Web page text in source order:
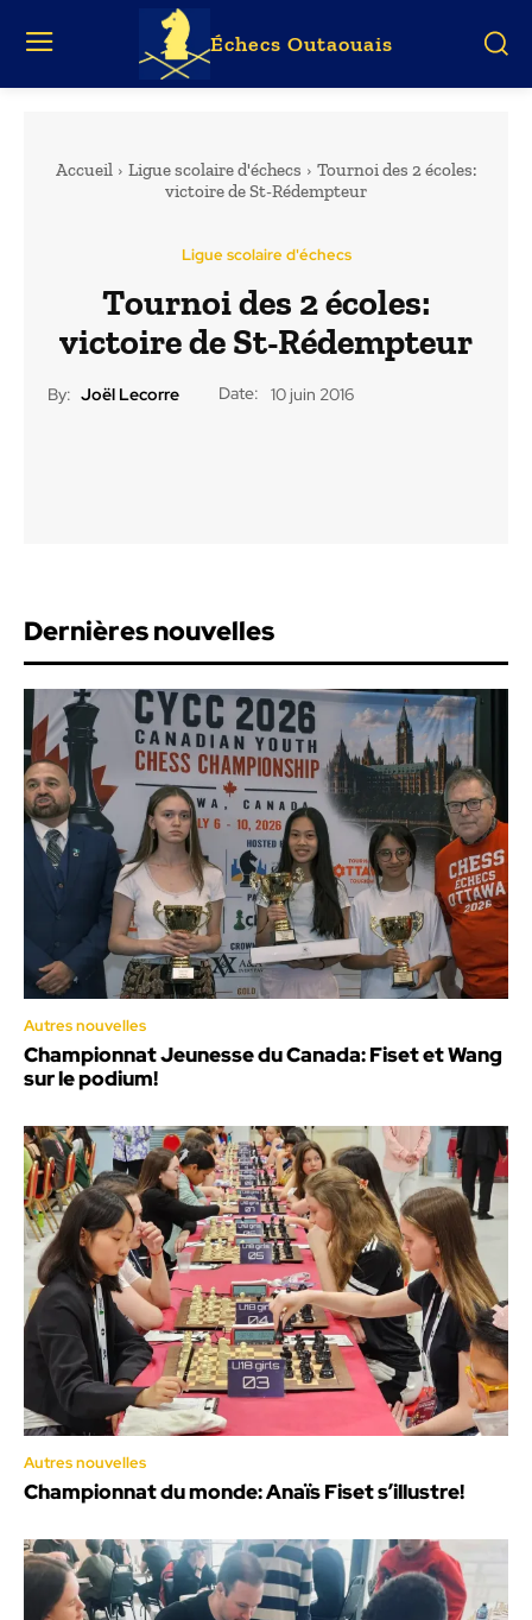
Échecs Outaouais
Accueil Ligue scolaire d'échecs
Tournoi des 2 écoles:
victoire de St-Rédempteur
Ligue scolaire d'échecs
Tournoi des 2 écoles:
victoire de St-Rédempteur
By: Joël Lecorre Date: 10 juin 2016
Dernières nouvelles
Autres nouvelles
Championnat Jeunesse du Canada: Fiset et Wang
sur le podium!
Autres nouvelles
Championnat du monde: Anaïs Fiset s’illustre!